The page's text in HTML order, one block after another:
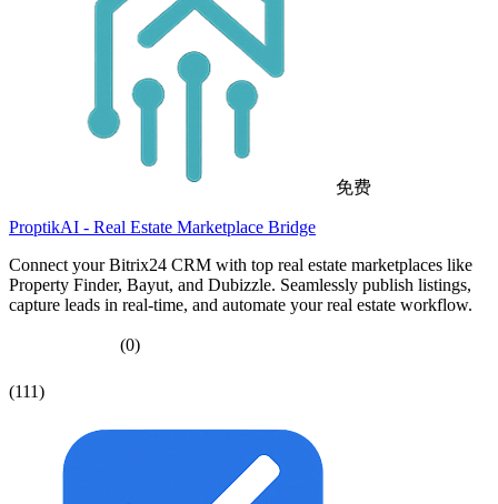
免费
ProptikAI - Real Estate Marketplace Bridge
Connect your Bitrix24 CRM with top real estate marketplaces like
Property Finder, Bayut, and Dubizzle. Seamlessly publish listings,
capture leads in real-time, and automate your real estate workflow.
(0)
(111)